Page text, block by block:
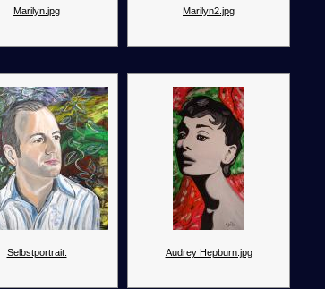
Marilyn.jpg Marilyn2.jpg
Selbstportrait. Audrey Hepburn.jpg